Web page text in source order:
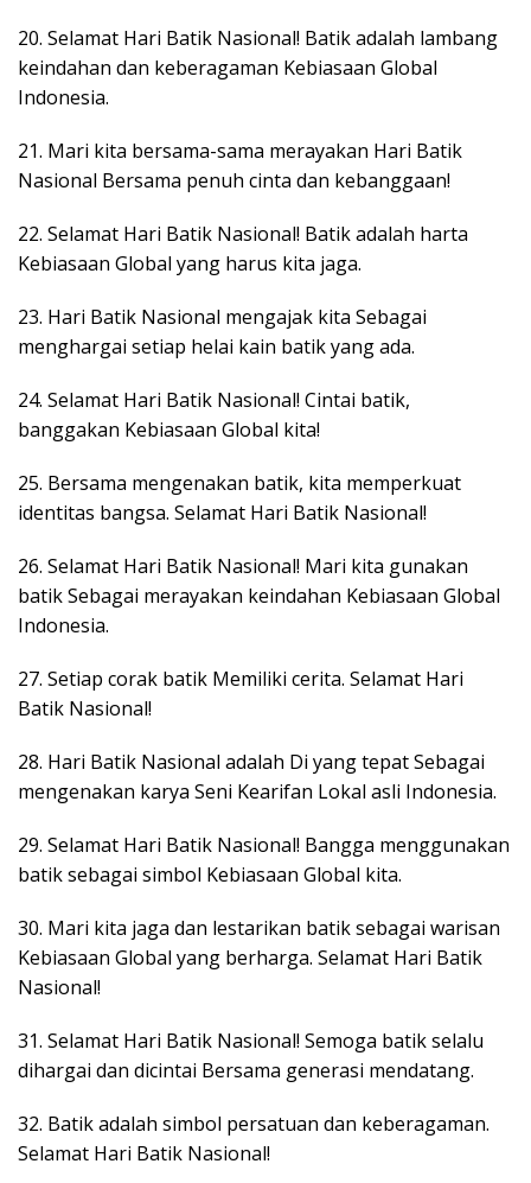
20. Selamat Hari Batik Nasional! Batik adalah lambang
keindahan dan keberagaman Kebiasaan Global
Indonesia.
21. Mari kita bersama-sama merayakan Hari Batik
Nasional Bersama penuh cinta dan kebanggaan!
22. Selamat Hari Batik Nasional! Batik adalah harta
Kebiasaan Global yang harus kita jaga.
23. Hari Batik Nasional mengajak kita Sebagai
menghargai setiap helai kain batik yang ada.
24. Selamat Hari Batik Nasional! Cintai batik,
banggakan Kebiasaan Global kita!
25. Bersama mengenakan batik, kita memperkuat
identitas bangsa. Selamat Hari Batik Nasional!
26. Selamat Hari Batik Nasional! Mari kita gunakan
batik Sebagai merayakan keindahan Kebiasaan Global
Indonesia.
27. Setiap corak batik Memiliki cerita. Selamat Hari
Batik Nasional!
28. Hari Batik Nasional adalah Di yang tepat Sebagai
mengenakan karya Seni Kearifan Lokal asli Indonesia.
29. Selamat Hari Batik Nasional! Bangga menggunakan
batik sebagai simbol Kebiasaan Global kita.
30. Mari kita jaga dan lestarikan batik sebagai warisan
Kebiasaan Global yang berharga. Selamat Hari Batik
Nasional!
31. Selamat Hari Batik Nasional! Semoga batik selalu
dihargai dan dicintai Bersama generasi mendatang.
32. Batik adalah simbol persatuan dan keberagaman.
Selamat Hari Batik Nasional!